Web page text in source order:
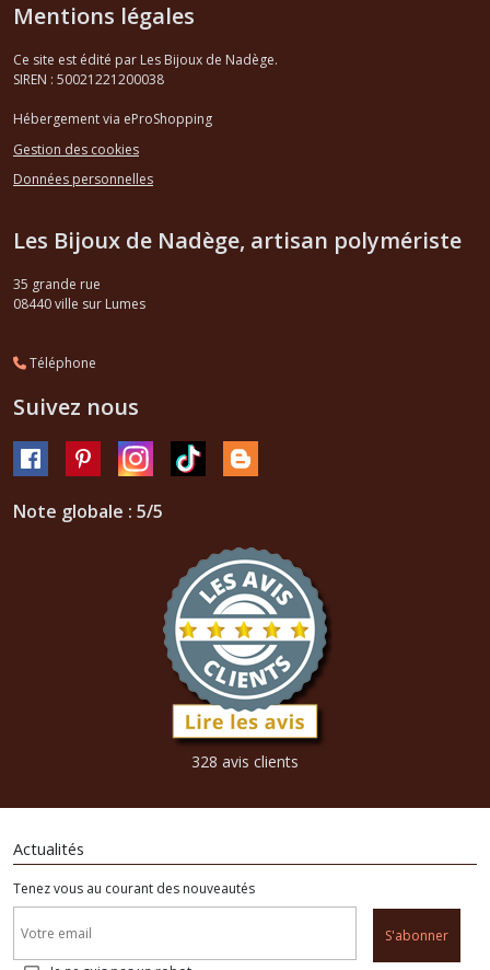
Mentions légales
Ce site est édité par Les Bijoux de Nadège.
SIREN : 50021221200038
Hébergement via eProShopping
Gestion des cookies
Données personnelles
Les Bijoux de Nadège, artisan polymériste
35 grande rue
08440ville sur Lumes
Téléphone
Suivez nous
Note globale : 5/5
328 avis clients
Actualités
Tenez vous au courant des nouveautés
S'abonner